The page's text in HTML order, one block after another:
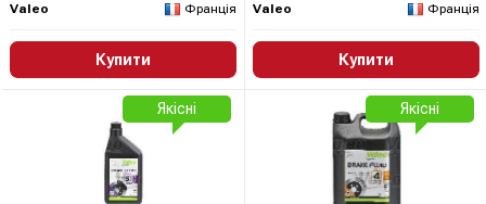
Valeo
Франція
Купити
Valeo
Франція
Купити
Якісні Якісні